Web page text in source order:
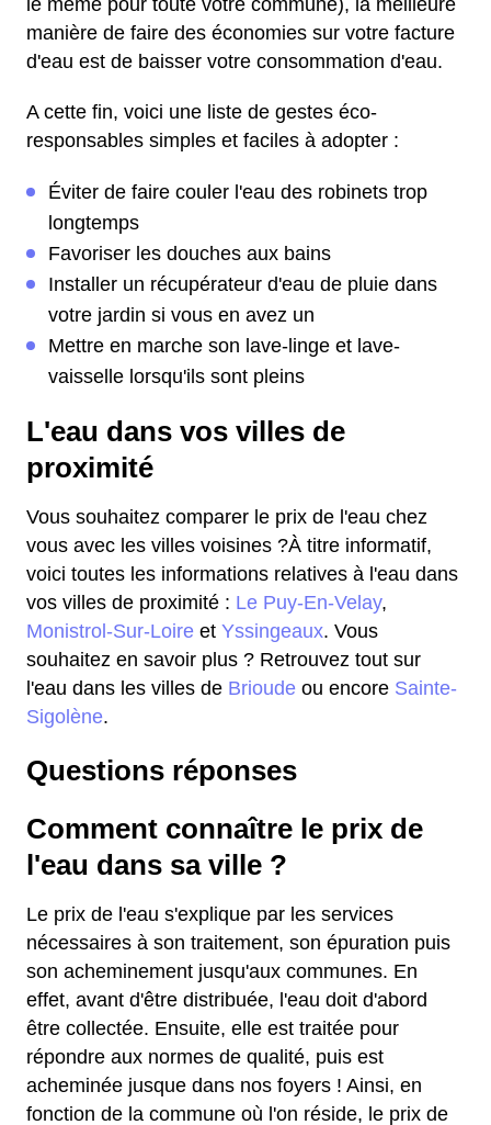
le même pour toute votre commune), la meilleure
manière de faire des économies sur votre facture
d'eau est de baisser votre consommation d'eau.
A cette fin, voici une liste de gestes éco-
responsables simples et faciles à adopter :
Éviter de faire couler l'eau des robinets trop
longtemps
Favoriser les douches aux bains
Installer un récupérateur d'eau de pluie dans
votre jardin si vous en avez un
Mettre en marche son lave-linge et lave-
vaisselle lorsqu'ils sont pleins
L'eau dans vos villes de
proximité
Vous souhaitez comparer le prix de l'eau chez
vous avec les villes voisines ?À titre informatif,
voici toutes les informations relatives à l'eau dans
vos villes de proximité : Le Puy-En-Velay,
Monistrol-Sur-Loire et Yssingeaux. Vous
souhaitez en savoir plus ? Retrouvez tout sur
l'eau dans les villes de Brioude ou encore Sainte-
Sigolène.
Questions réponses
Comment connaître le prix de
l'eau dans sa ville ?
Le prix de l'eau s'explique par les services
nécessaires à son traitement, son épuration puis
son acheminement jusqu'aux communes. En
effet, avant d'être distribuée, l'eau doit d'abord
être collectée. Ensuite, elle est traitée pour
répondre aux normes de qualité, puis est
acheminée jusque dans nos foyers ! Ainsi, en
fonction de la commune où l'on réside, le prix de